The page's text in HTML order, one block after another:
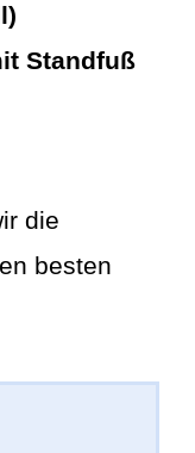
Standfuß
die
besten